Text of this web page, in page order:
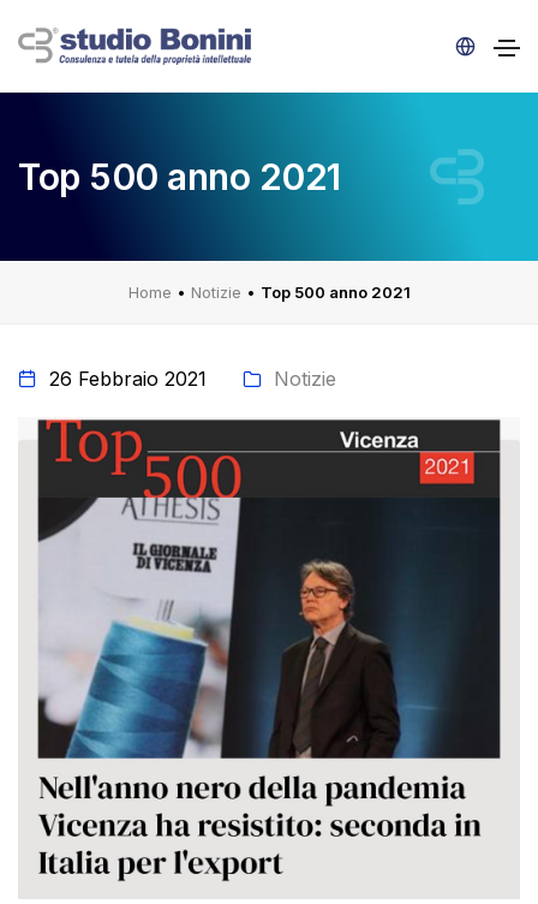
Top 500 anno 2021
Home • Notizie • Top 500 anno 2021
26 Febbraio 2021 Notizie